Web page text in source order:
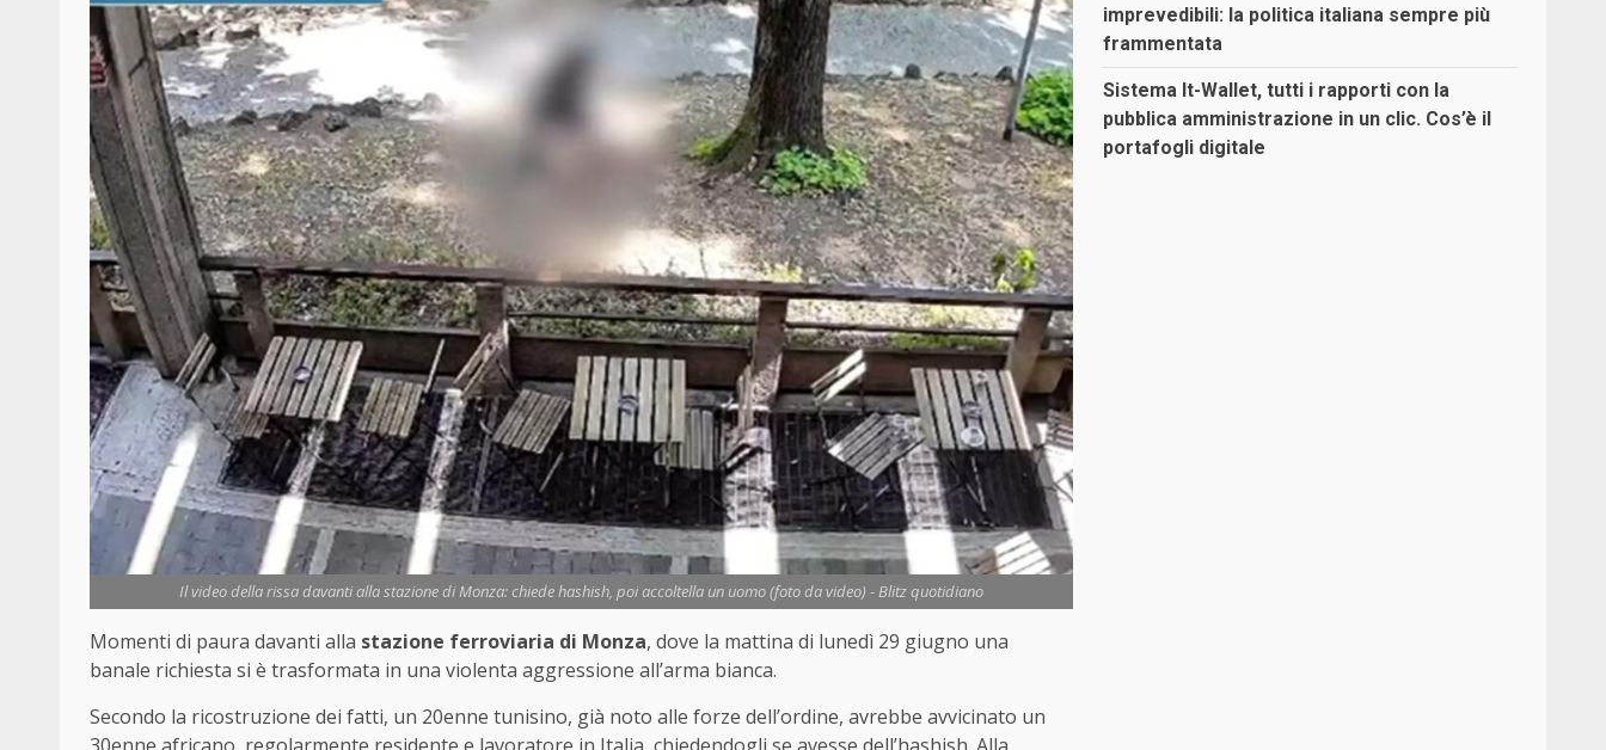
Il video della rissa davanti alla stazione di Monza: chiede hashish, poi accoltella un uomo (foto da video) - Blitz quotidiano
Momenti di paura davanti alla stazione ferroviaria di Monza, dove la mattina di lunedì 29 giugno una
banale richiesta si è trasformata in una violenta aggressione all’arma bianca.
Secondo la ricostruzione dei fatti, un 20enne tunisino, già noto alle forze dell’ordine, avrebbe avvicinato un
imprevedibili: la politica italiana sempre più
frammentata
Sistema It-Wallet, tutti i rapporti con la
pubblica amministrazione in un clic. Cos’è il
portafogli digitale